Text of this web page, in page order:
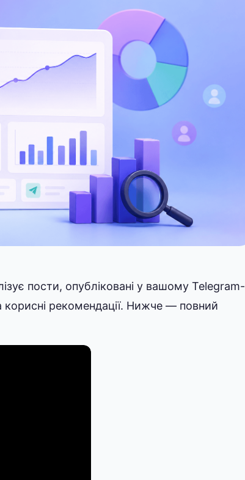
пости, опубліковані у вашому Telegram-
корисні рекомендації. Нижче — повний